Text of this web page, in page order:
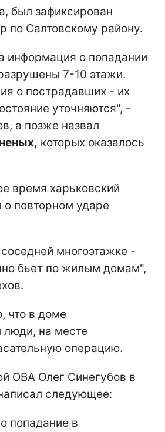
был зафиксирован
по Салтовскому району.
информация о попадании
7-10 этажи.
о пострадавших - их
уточняются", -
а позже назвал
которых оказалось
время харьковский
о повторном ударе
многоэтажке -
бьет по жилым домам",
что в доме
люди, на месте
операцию.
ОВА Олег Синегубов в
следующее:
попадание в